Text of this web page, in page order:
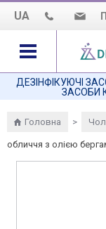
UA
ДЕЗІНФІКУЮЧІ
ЗАСОБИ
Головна >
обличчя з олією